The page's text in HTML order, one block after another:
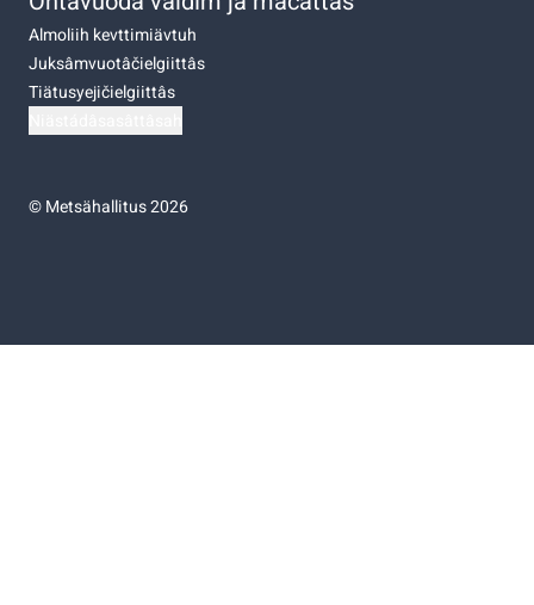
Almoliih kevttimiävtuh
Juksâmvuotâčielgiittâs
Tiätusyejičielgiittâs
©Metsähallitus 2026